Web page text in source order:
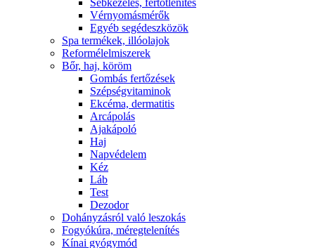
Sebkezelés, fertőtlenítés
Vérnyomásmérők
Egyéb segédeszközök
Spa termékek, illóolajok
Reformélelmiszerek
Bőr, haj, köröm
Gombás fertőzések
Szépségvitaminok
Ekcéma, dermatitis
Arcápolás
Ajakápoló
Haj
Napvédelem
Kéz
Láb
Test
Dezodor
Dohányzásról való leszokás
Fogyókúra, méregtelenítés
Kínai gyógymód